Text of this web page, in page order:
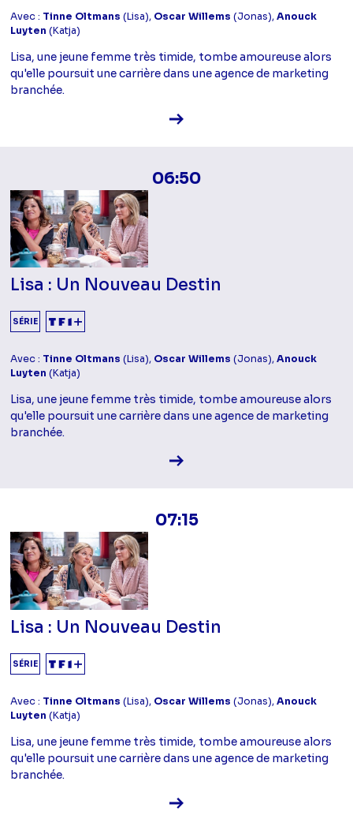
Avec : Tinne Oltmans (Lisa), Oscar Willems (Jonas),Anouck
Luyten (Katja)
Lisa, une jeune femme très timide, tombe amoureuse alors
qu'elle poursuit une carrière dans une agence de marketing
branchée.
Voir la fiche diffusion
06:50
Lisa : Un Nouveau Destin
SÉRIE
Avec : Tinne Oltmans (Lisa), Oscar Willems (Jonas),Anouck
Luyten (Katja)
Lisa, une jeune femme très timide, tombe amoureuse alors
qu'elle poursuit une carrière dans une agence de marketing
branchée.
Voir la fiche diffusion
07:15
Lisa : Un Nouveau Destin
SÉRIE
Avec : Tinne Oltmans (Lisa), Oscar Willems (Jonas),Anouck
Luyten (Katja)
Lisa, une jeune femme très timide, tombe amoureuse alors
qu'elle poursuit une carrière dans une agence de marketing
branchée.
Voir la fiche diffusion